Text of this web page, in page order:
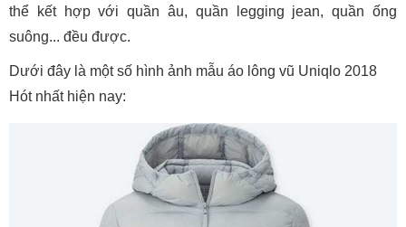
thể kết hợp với quần âu, quần legging jean, quần ống
suông... đều được.
Dưới đây là một số hình ảnh mẫu áo lông vũ Uniqlo 2018
Hót nhất hiện nay: